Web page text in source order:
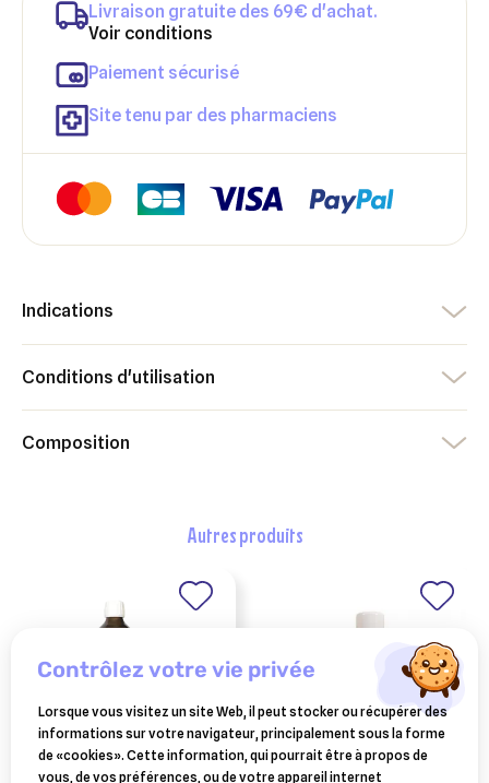
Livraison gratuite des 69€ d'achat.
Voir conditions
Paiement sécurisé
Site tenu par des pharmaciens
Indications
Conditions d'utilisation
Composition
autres produits
Ajouter à ma liste d'envies
Créer une nouvelle liste
Créer une liste d'envies
Nom de la liste d'envies
Connexion
Vous devez être connecté pour ajouter des produits à votre
liste d'envies.
Annuler Connexion
contrôlez votre vie privée
Lorsque vous visitez un site Web, il peut stocker ou récupérer des
informations sur votre navigateur, principalement sous la forme
de «cookies». Cette information, qui pourrait être à propos de
vous, de vos préférences, ou de votre appareil internet